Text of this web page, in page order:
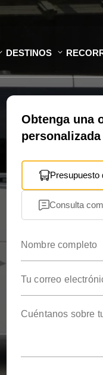
DESTINOS
Obtenga una
personalizada
Presupuesto
Consulta